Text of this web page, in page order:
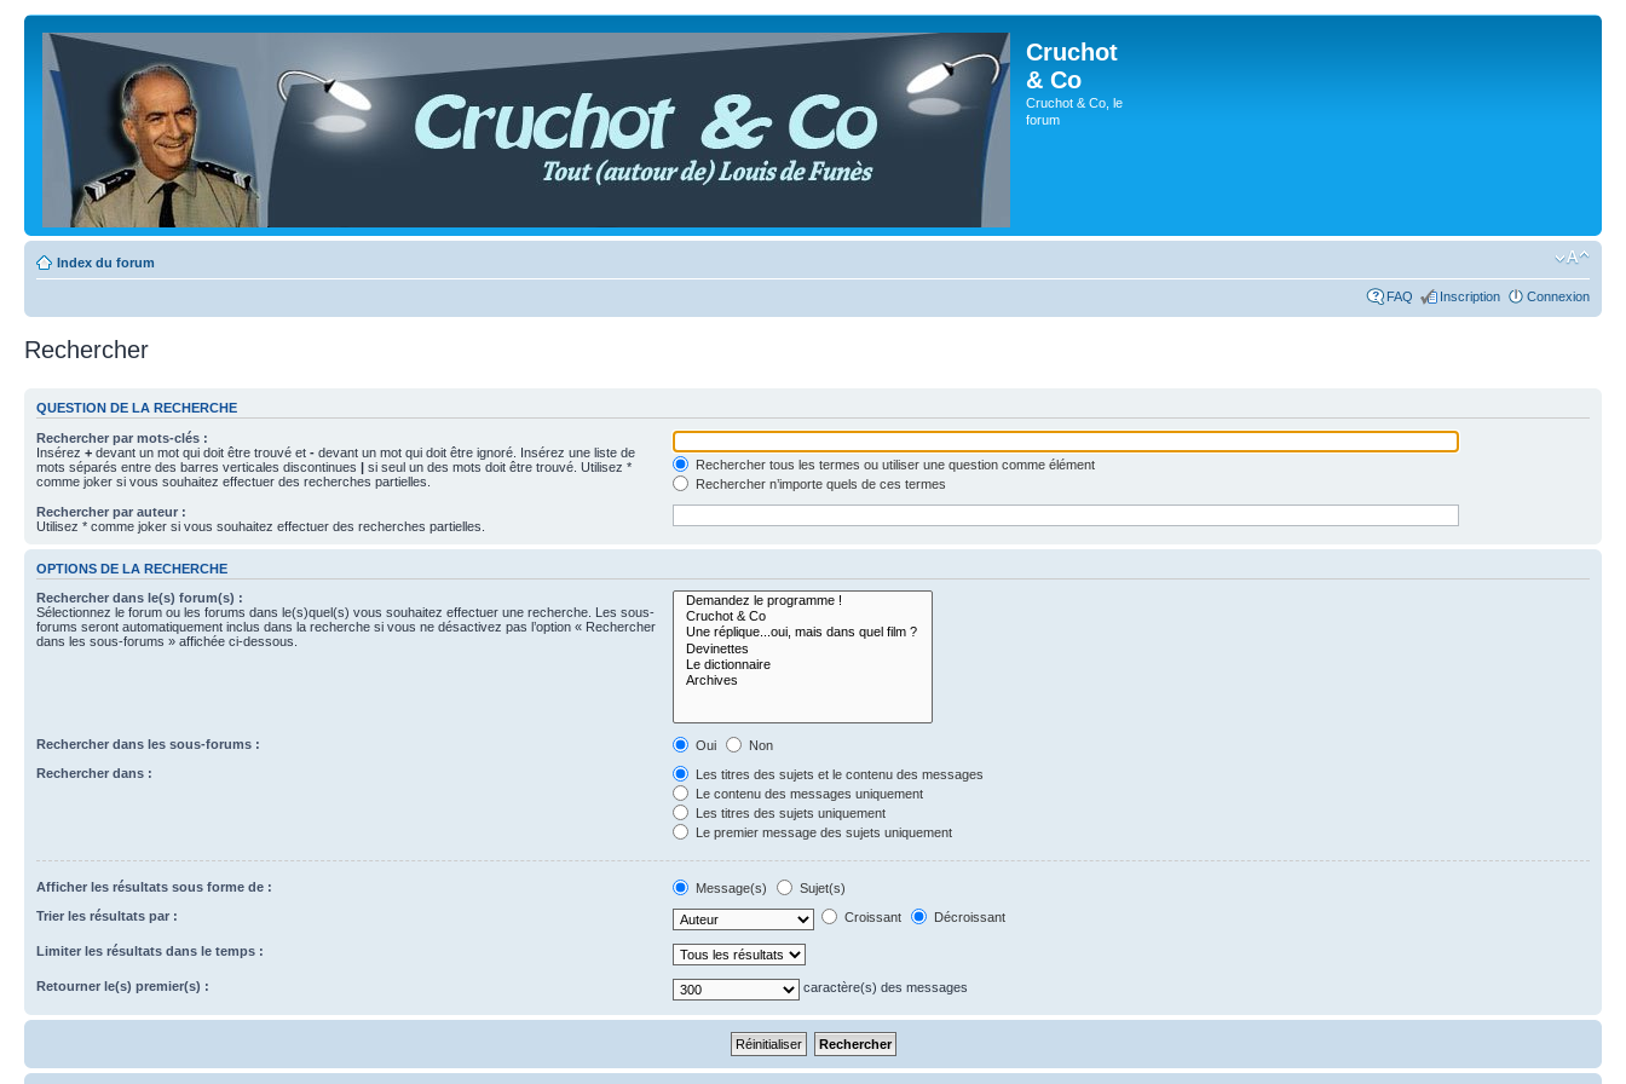
Cruchot
& Co
Cruchot & Co, le
forum
Index du forum
FAQ Inscription Connexion
Rechercher
QUESTION DE LA RECHERCHE
Rechercher par mots-clés :
Insérez + devant un mot qui doit être trouvé et - devant un mot qui doit être ignoré. Insérez une liste de
mots séparés entre des barres verticales discontinues | si seul un des mots doit être trouvé. Utilisez *
comme joker si vous souhaitez effectuer des recherches partielles.
Rechercher tous les termes ou utiliser une question comme élément
Rechercher n’importe quels de ces termes
Rechercher par auteur :
Utilisez * comme joker si vous souhaitez effectuer des recherches partielles.
OPTIONS DE LA RECHERCHE
Rechercher dans le(s) forum(s) :
Sélectionnez le forum ou les forums dans le(s)quel(s) vous souhaitez effectuer une recherche. Les sous-
forums seront automatiquement inclus dans la recherche si vous ne désactivez pas l’option « Rechercher
dans les sous-forums » affichée ci-dessous.
Rechercher dans les sous-forums : Oui
Non
Rechercher dans :
Les titres des sujets et le contenu des messages
Le contenu des messages uniquement
Les titres des sujets uniquement
Le premier message des sujets uniquement
Afficher les résultats sous forme de : Message(s)
Sujet(s)
Trier les résultats par :
Croissant Décroissant
Limiter les résultats dans le temps :
Retourner le(s) premier(s) : caractère(s) des messages